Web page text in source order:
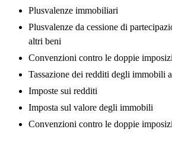
Plusvalenze immobiliari
Plusvalenze da cessione di
altri beni
Convenzioni contro le doppie
Tassazione dei redditi degli immobili
Imposte sui redditi
Imposta sul valore degli immobili
Convenzioni contro le doppie